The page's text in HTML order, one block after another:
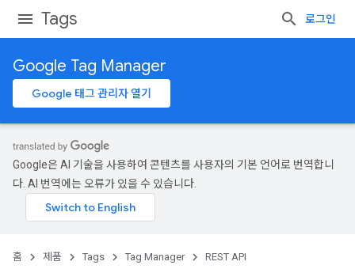
Tags 로그인
Google Tag Manager
Google 태그 관리자 열기
Google은 AI 기술을 사용하여 콘텐츠를 사용자의 기본 언어로 번역합니
다. AI 번역에는 오류가 있을 수 있습니다.
홈 제품 Tags Tag Manager REST API